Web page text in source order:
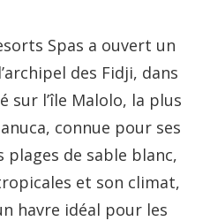
Spas a ouvert un
des Fidji, dans
sur l’île Malolo, la plus
connue pour ses
plages de sable blanc,
et son climat,
havre idéal pour les